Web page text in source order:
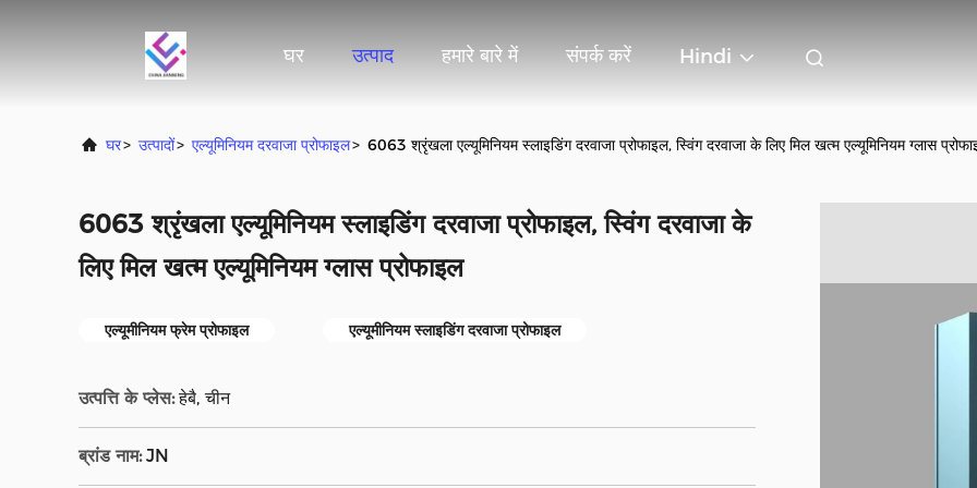
घर उत्पाद हमारे बारे में संपर्क करें Hindi
घर> उत्पादों> एल्यूमिनियम दरवाजा प्रोफाइल> 6063 श्रृंखला एल्यूमिनियम स्लाइडिंग दरवाजा प्रोफाइल, स्विंग दरवाजा के लिए मिल खत्म एल्यूमिनियम ग्लास
6063 श्रृंखला एल्यूमिनियम स्लाइडिंग दरवाजा प्रोफाइल, स्विंग दरवाजा के
लिए मिल खत्म एल्यूमिनियम ग्लास प्रोफाइल
एल्यूमीनियम फ्रेम प्रोफाइल एल्यूमीनियम स्लाइडिंग दरवाजा प्रोफाइल
उत्पत्ति के प्लेस: हेबै, चीन
ब्रांड नाम: JN